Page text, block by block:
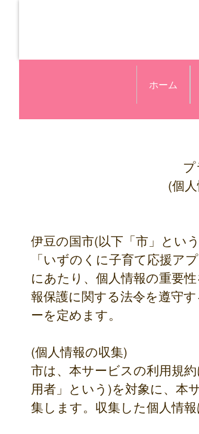
ホーム
(個
伊豆の国市(以下「市」とい
「いずのくに子育て応援ア
にあたり、個人情報の重要
報保護に関する法令を遵守
ーを定めます。
(個人情報の収集)
市は、本サービスの利用規
用者」という)を対象に、本
集します。収集した個人情